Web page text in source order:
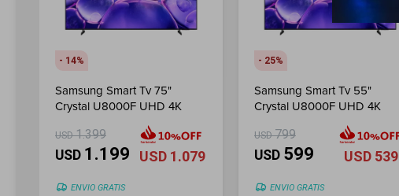
14
Samsung Smart Tv 75"
Crystal U8000F UHD 4K
USD 1.399
USD 1.199 USD 1.079
ENVIO GRATIS
25
Samsung Smart Tv 55"
Crystal U8000F UHD 4K
USD 799
USD 599 USD 539
ENVIO GRATIS